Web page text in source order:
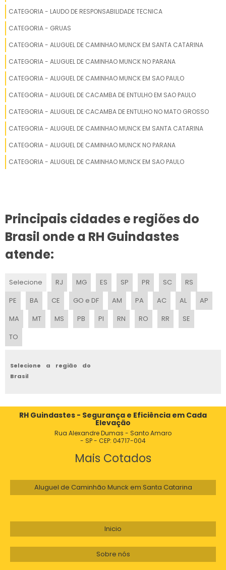
REFORMA DE GUINDASTE
PRESTAÇÃO DE SERVIÇO DE REFORMA DE GUINDASTES
VALOR REFORMA DE GUINDASTES
ONDE FAZER REFORMA DE GUINDASTE
ESPECIALISTA EM MANUTENÇÃO DE GUINDASTE
CATEGORIA - LAUDO DE RESPONSABILIDADE TECNICA
CATEGORIA - GRUAS
CATEGORIA - ALUGUEL DE CAMINHAO MUNCK EM SANTA CATARINA
CATEGORIA - ALUGUEL DE CAMINHAO MUNCK NO PARANA
CATEGORIA - ALUGUEL DE CAMINHAO MUNCK EM SAO PAULO
CATEGORIA - ALUGUEL DE CACAMBA DE ENTULHO EM SAO PAULO
CATEGORIA - ALUGUEL DE CACAMBA DE ENTULHO NO MATO GROSSO
CATEGORIA - ALUGUEL DE CAMINHAO MUNCK EM SANTA CATARINA
CATEGORIA - ALUGUEL DE CAMINHAO MUNCK NO PARANA
CATEGORIA - ALUGUEL DE CAMINHAO MUNCK EM SAO PAULO
Principais cidades e regiões do
Brasil onde a RH Guindastes
atende:
Selecione RJ MG ES SP PR SC
RS
PE
BA CE GO e DF AM PA AC AL
AP
MA
MT MS PB PI RN RO RR
SE
TO
Selecione a região do
Brasil
RH Guindastes - Segurança e Eficiência em Cada
Elevação
Rua Alexandre Dumas - Santo Amaro
- SP - CEP: 04717-004
Mais Cotados
Aluguel de Caminhão Munck em Santa Catarina
Inicio
Sobre nós